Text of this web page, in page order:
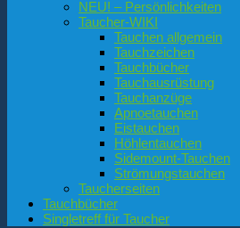
NEU! – Persönlichkeiten
Taucher-WIKI
Tauchen allgemein
Tauchzeichen
Tauchbücher
Tauchausrüstung
Tauchanzüge
Apnoetauchen
Eistauchen
Höhlentauchen
Sidemount-Tauchen
Strömungstauchen
Taucherseiten
Tauchbücher
Singletreff für Taucher